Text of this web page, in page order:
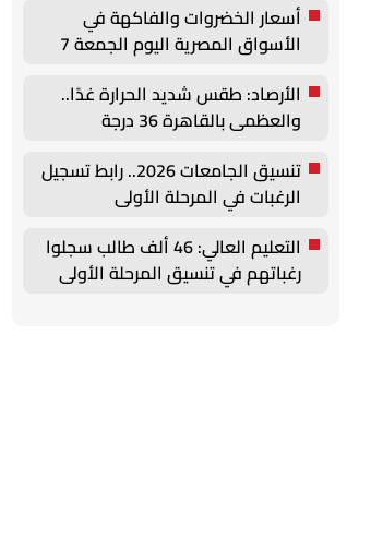
أسعار الخضروات والفاكهة في
الأسواق المصرية اليوم الجمعة 7
الأرصاد: طقس شديد الحرارة غدًا..
والعظمى بالقاهرة 36 درجة
تنسيق الجامعات 2026.. رابط تسجيل
الرغبات في المرحلة الأولى
التعليم العالي: 46 ألف طالب سجلوا
رغباتهم في تنسيق المرحلة الأولى
للقبول بالجامعات